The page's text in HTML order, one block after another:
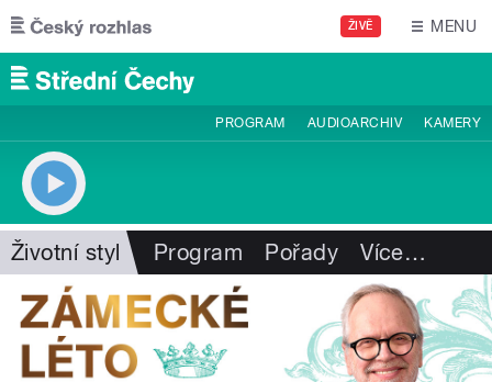
Přejít k hlavnímu obsahu
ŽIVĚ MENU
PROGRAM AUDIOARCHIV KAMERY
Životní styl Program Pořady Více…